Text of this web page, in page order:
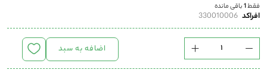
فقط1باقی مانده
افراکد 330010006
اضافه به سبد